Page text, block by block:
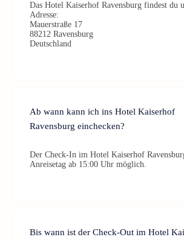
Das Hotel Kaiserhof Ravensburg findest du
Adresse:
Mauerstraße 17
88212 Ravensburg
Deutschland
Ab wann kann ich ins Hotel Kaiserhof
Ravensburg einchecken?
Der Check-In im Hotel Kaiserhof
Anreisetag ab 15:00 Uhr möglich.
Bis wann ist der Check-Out im Hotel